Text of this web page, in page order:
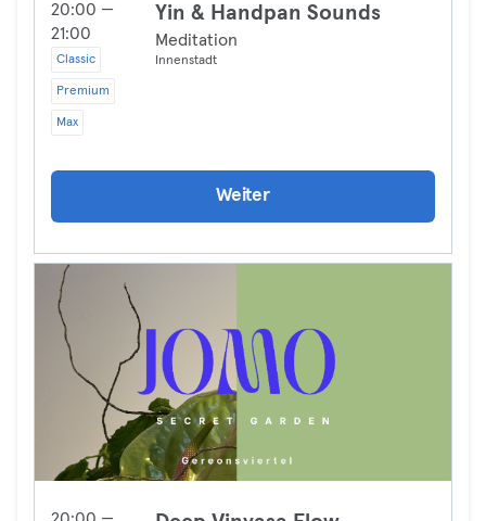
20:00 —
21:00
Classic
Premium
Max
Yin & Handpan Sounds
Meditation
Innenstadt
Weiter